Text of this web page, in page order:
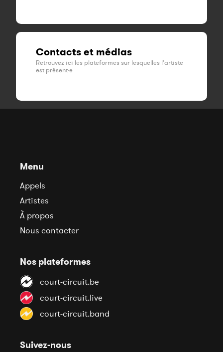
Contacts et médias
Retrouvez ici les plateformes sur lesquelles l'artiste
est présent·e
Menu
Appels
Artistes
À propos
Nous contacter
Nos plateformes
court-circuit.be
court-circuit.live
court-circuit.band
Suivez-nous